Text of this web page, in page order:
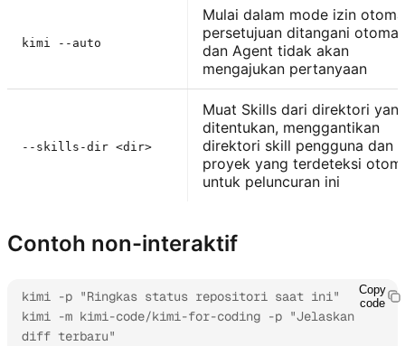
kimi --auto
Mulai dalam mode izin
persetujuan ditangani
dan Agent tidak akan
mengajukan pertanyaan
--skills-dir <dir>
Muat Skills dari direktori
ditentukan, menggantikan
direktori skill pengguna dan
proyek yang terdeteksi
untuk peluncuran ini
Contoh non-interaktif
kimi -p "Ringkas status repositori saat ini"
kimi -m kimi-code/kimi-for-coding -p "Jelaskan
diff terbaru"
Copy
code